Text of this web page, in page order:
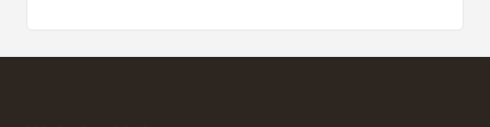
5 beste WordPress E-Commerce-Plugins im Vergleich So